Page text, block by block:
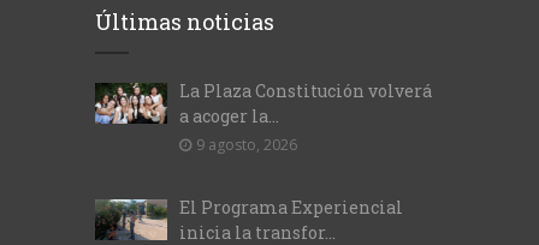
Últimas noticias
La Plaza Constitución volverá
a acoger la...
9 agosto, 2026
El Programa Experiencial
inicia la transfor...